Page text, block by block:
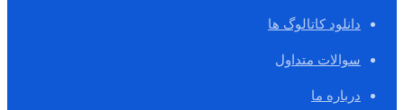
دانلود کاتالوگ ها
سوالات متداول
درباره ما